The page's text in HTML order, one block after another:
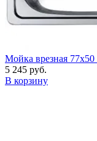
Мойка врезная
5 245 руб.
В корзину